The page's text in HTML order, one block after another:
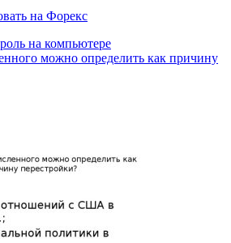
на Форекс
на компьютере
можно определить как причину